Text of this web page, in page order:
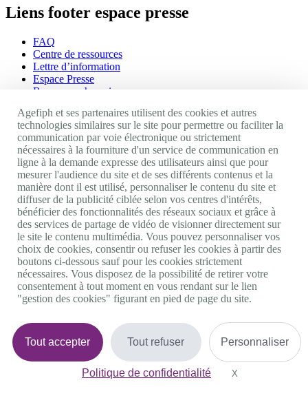
Liens footer espace presse
FAQ
Centre de ressources
Lettre d’information
Espace Presse
Ressources humaines
Appels d'offres
CGU
Mentions légales
Politique cookies
Accessibilité : non conforme
Nos autres sites
Site portail Agefiph
Activateur de progrès
Handinnov
Innovation et recherche
Université du RRH
Service AppuiPro
Youtube
Agefiph et ses partenaires utilisent des cookies et autres
technologies similaires sur le site pour permettre ou faciliter la
communication par voie électronique ou strictement
nécessaires à la fourniture d'un service de communication en
ligne à la demande expresse des utilisateurs ainsi que pour
mesurer l'audience du site et de ses différents contenus et la
manière dont il est utilisé, personnaliser le contenu du site et
diffuser de la publicité ciblée selon vos centres d'intérêts,
bénéficier des fonctionnalités des réseaux sociaux et grâce à
des services de partage de vidéo de visionner directement sur
le site le contenu multimédia. Vous pouvez personnaliser vos
choix de cookies, consentir ou refuser les cookies à partir des
boutons ci-dessous sauf pour les cookies strictement
nécessaires. Vous disposez de la possibilité de retirer votre
consentement à tout moment en vous rendant sur le lien
"gestion des cookies" figurant en pied de page du site.
Tout accepter Tout refuser Personnaliser
Politique de confidentialité X